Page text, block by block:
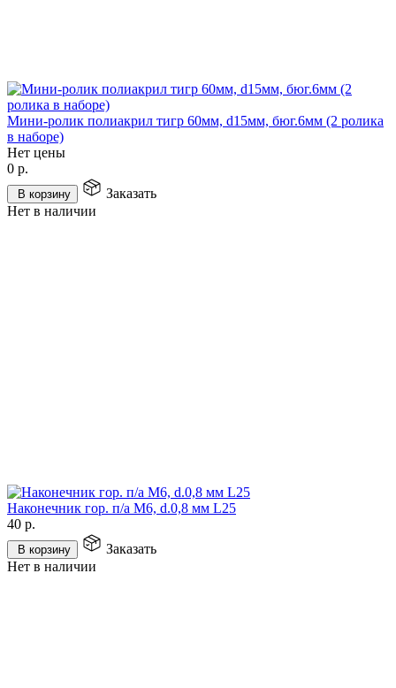
Мини-ролик полиакрил тигр 60мм, d15мм, бюг.6мм (2 ролика
в наборе)
Нет цены
0 р.
В корзину
Заказать
Нет в наличии
Наконечник гор. п/а М6, d.0,8 мм L25
40 р.
В корзину
Заказать
Нет в наличии